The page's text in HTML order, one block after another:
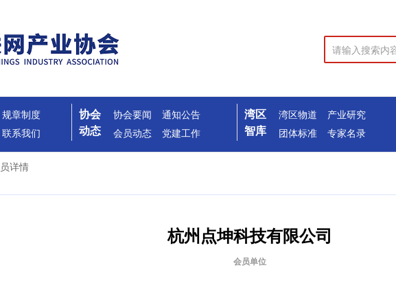
规章制度
联系我们
协会
动态
协会要闻
通知公告
会员动态
党建工作
湾区
智库
湾区物道
产业研究
团体标准
专家名录
详情
杭州点坤科技有限公司
会员单位